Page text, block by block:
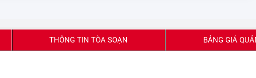
THÔNG TIN TÒA SOẠN BẢNG GIÁ